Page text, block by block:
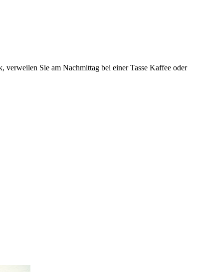
verweilen Sie am Nachmittag bei einer Tasse Kaffee oder